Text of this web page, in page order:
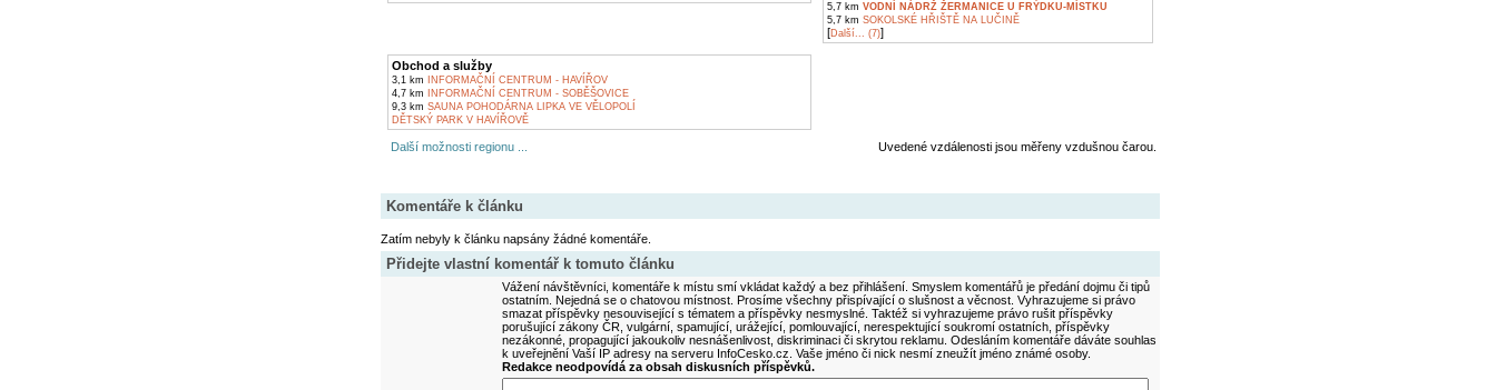
5,7 km VODNÍ NÁDRŽ ŽERMANICE U FRÝDKU-MÍSTKU
5,7 km SOKOLSKÉ HŘIŠTĚ NA LUČINĚ
[Další... (7)]
Obchod a služby
3,1 km INFORMAČNÍ CENTRUM - HAVÍŘOV
4,7 km INFORMAČNÍ CENTRUM - SOBĚŠOVICE
9,3 km SAUNA POHODÁRNA LIPKA VE VĚLOPOLÍ
DĚTSKÝ PARK V HAVÍŘOVĚ
Další možnosti regionu ... Uvedené vzdálenosti jsou měřeny vzdušnou čarou.
Komentáře k článku
Zatím nebyly k článku napsány žádné komentáře.
Přidejte vlastní komentář k tomuto článku
Vážení návštěvníci, komentáře k místu smí vkládat každý a bez přihlášení. Smyslem komentářů je předání dojmu či tipů
ostatním. Nejedná se o chatovou místnost. Prosíme všechny přispívající o slušnost a věcnost. Vyhrazujeme si právo
smazat příspěvky nesouvisející s tématem a příspěvky nesmyslné. Taktéž si vyhrazujeme právo rušit příspěvky
porušující zákony ČR, vulgární, spamující, urážející, pomlouvající, nerespektující soukromí ostatních, příspěvky
nezákonné, propagující jakoukoliv nesnášenlivost, diskriminaci či skrytou reklamu. Odesláním komentáře dáváte souhlas
k uveřejnění Vaší IP adresy na serveru InfoCesko.cz. Vaše jméno či nick nesmí zneužít jméno známé osoby.
Redakce neodpovídá za obsah diskusních příspěvků.